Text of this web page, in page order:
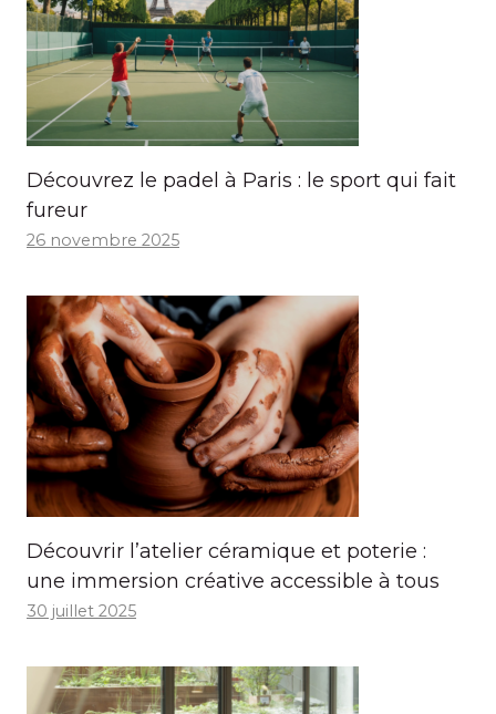
Découvrez le padel à Paris : le sport qui fait
fureur
26 novembre 2025
Découvrir l’atelier céramique et poterie :
une immersion créative accessible à tous
30 juillet 2025